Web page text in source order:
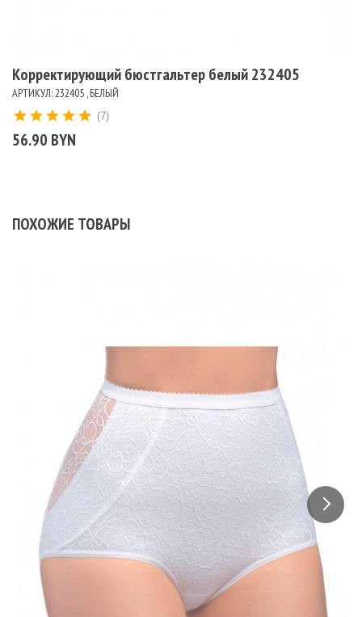
Корректирующий бюстгальтер белый 232405
АРТИКУЛ: 232405 , БЕЛЫЙ
56.90 BYN
(7)
ПОХОЖИЕ ТОВАРЫ